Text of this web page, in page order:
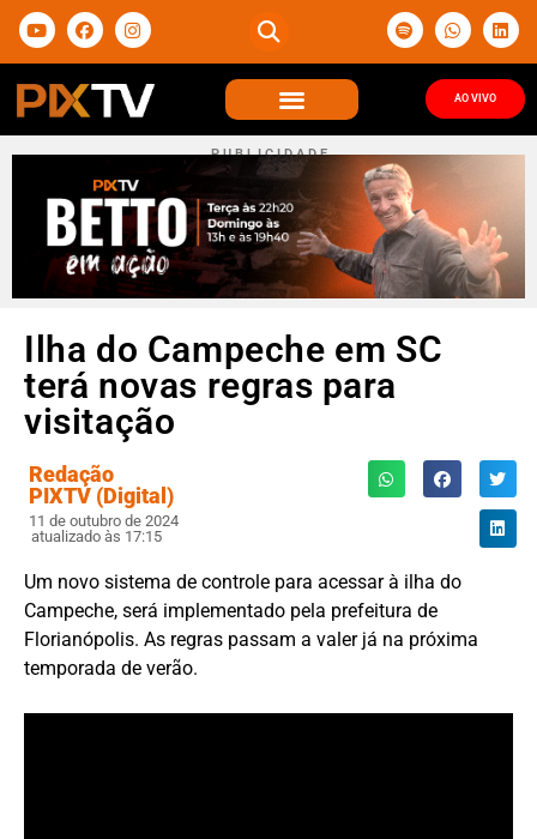
AO VIVO
P U B L I C I D A D E
Ilha do Campeche em SC
terá novas regras para
visitação
Redação
PIXTV (Digital)
11 de outubro de 2024
atualizado às 17:15
Um novo sistema de controle para acessar à ilha do
Campeche, será implementado pela prefeitura de
Florianópolis. As regras passam a valer já na próxima
temporada de verão.